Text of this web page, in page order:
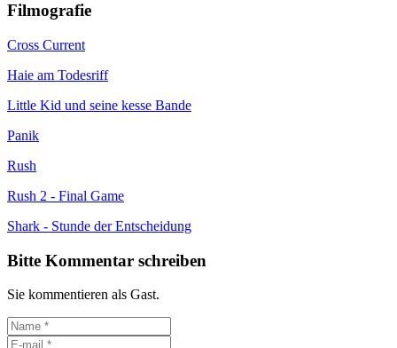
Filmografie
Cross Current
Haie am Todesriff
Little Kid und seine kesse Bande
Panik
Rush
Rush 2 - Final Game
Shark - Stunde der Entscheidung
Bitte Kommentar schreiben
Sie kommentieren als Gast.